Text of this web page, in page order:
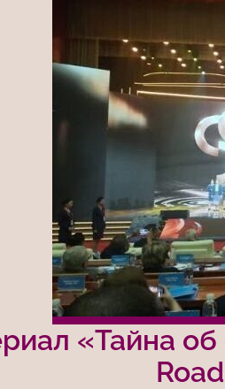
«Тайна